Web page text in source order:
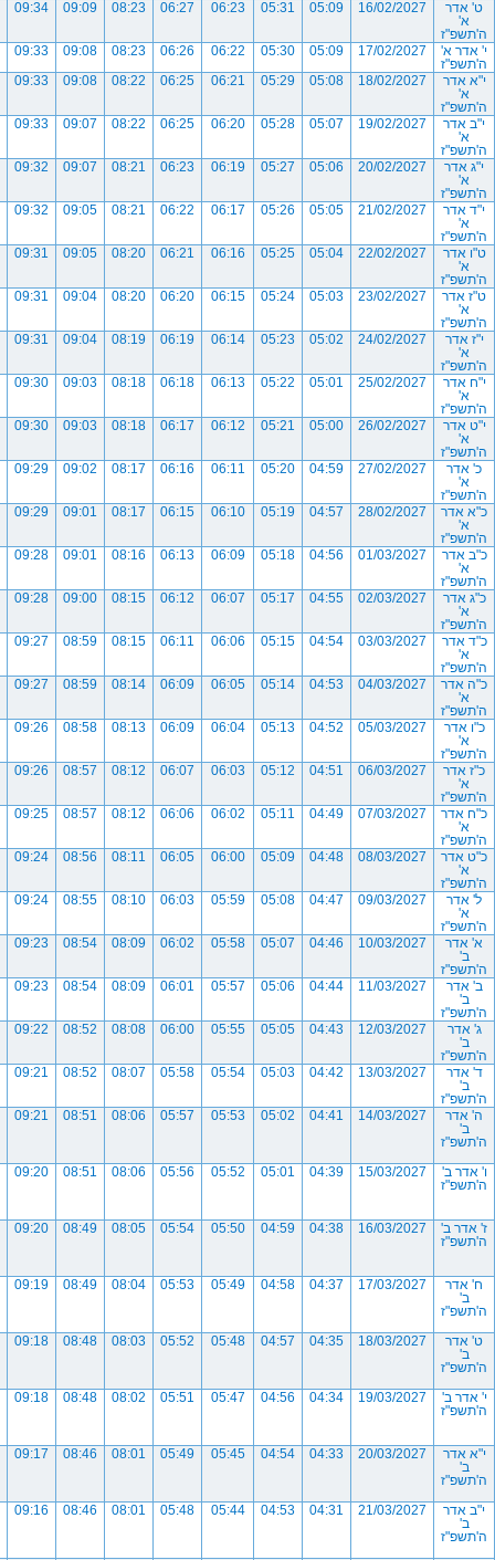
ט' אדר
א'
ה'תשפ"ז
16/02/2027
05:09
05:31
06:23
06:27
08:23
09:09
09:34
י' אדר א'
ה'תשפ"ז
17/02/2027
05:09
05:30
06:22
06:26
08:23
09:08
09:33
י"א אדר
א'
ה'תשפ"ז
18/02/2027
05:08
05:29
06:21
06:25
08:22
09:08
09:33
י"ב אדר
א'
ה'תשפ"ז
19/02/2027
05:07
05:28
06:20
06:25
08:22
09:07
09:33
י"ג אדר
א'
ה'תשפ"ז
20/02/2027
05:06
05:27
06:19
06:23
08:21
09:07
09:32
י"ד אדר
א'
ה'תשפ"ז
21/02/2027
05:05
05:26
06:17
06:22
08:21
09:05
09:32
ט"ו אדר
א'
ה'תשפ"ז
22/02/2027
05:04
05:25
06:16
06:21
08:20
09:05
09:31
ט"ז אדר
א'
ה'תשפ"ז
23/02/2027
05:03
05:24
06:15
06:20
08:20
09:04
09:31
י"ז אדר
א'
ה'תשפ"ז
24/02/2027
05:02
05:23
06:14
06:19
08:19
09:04
09:31
י"ח אדר
א'
ה'תשפ"ז
25/02/2027
05:01
05:22
06:13
06:18
08:18
09:03
09:30
י"ט אדר
א'
ה'תשפ"ז
26/02/2027
05:00
05:21
06:12
06:17
08:18
09:03
09:30
כ' אדר
א'
ה'תשפ"ז
27/02/2027
04:59
05:20
06:11
06:16
08:17
09:02
09:29
כ"א אדר
א'
ה'תשפ"ז
28/02/2027
04:57
05:19
06:10
06:15
08:17
09:01
09:29
כ"ב אדר
א'
ה'תשפ"ז
01/03/2027
04:56
05:18
06:09
06:13
08:16
09:01
09:28
כ"ג אדר
א'
ה'תשפ"ז
02/03/2027
04:55
05:17
06:07
06:12
08:15
09:00
09:28
כ"ד אדר
א'
ה'תשפ"ז
03/03/2027
04:54
05:15
06:06
06:11
08:15
08:59
09:27
כ"ה אדר
א'
ה'תשפ"ז
04/03/2027
04:53
05:14
06:05
06:09
08:14
08:59
09:27
כ"ו אדר
א'
ה'תשפ"ז
05/03/2027
04:52
05:13
06:04
06:09
08:13
08:58
09:26
כ"ז אדר
א'
ה'תשפ"ז
06/03/2027
04:51
05:12
06:03
06:07
08:12
08:57
09:26
כ"ח אדר
א'
ה'תשפ"ז
07/03/2027
04:49
05:11
06:02
06:06
08:12
08:57
09:25
כ"ט אדר
א'
ה'תשפ"ז
08/03/2027
04:48
05:09
06:00
06:05
08:11
08:56
09:24
ל' אדר
א'
ה'תשפ"ז
09/03/2027
04:47
05:08
05:59
06:03
08:10
08:55
09:24
א' אדר
ב'
ה'תשפ"ז
10/03/2027
04:46
05:07
05:58
06:02
08:09
08:54
09:23
ב' אדר
ב'
ה'תשפ"ז
11/03/2027
04:44
05:06
05:57
06:01
08:09
08:54
09:23
ג' אדר
ב'
ה'תשפ"ז
12/03/2027
04:43
05:05
05:55
06:00
08:08
08:52
09:22
ד' אדר
ב'
ה'תשפ"ז
13/03/2027
04:42
05:03
05:54
05:58
08:07
08:52
09:21
ה' אדר
ב'
ה'תשפ"ז
14/03/2027
04:41
05:02
05:53
05:57
08:06
08:51
09:21
ו' אדר ב'
ה'תשפ"ז
15/03/2027
04:39
05:01
05:52
05:56
08:06
08:51
09:20
ז' אדר ב'
ה'תשפ"ז
16/03/2027
04:38
04:59
05:50
05:54
08:05
08:49
09:20
ח' אדר
ב'
ה'תשפ"ז
17/03/2027
04:37
04:58
05:49
05:53
08:04
08:49
09:19
ט' אדר
ב'
ה'תשפ"ז
18/03/2027
04:35
04:57
05:48
05:52
08:03
08:48
09:18
י' אדר ב'
ה'תשפ"ז
19/03/2027
04:34
04:56
05:47
05:51
08:02
08:48
09:18
י"א אדר
ב'
ה'תשפ"ז
20/03/2027
04:33
04:54
05:45
05:49
08:01
08:46
09:17
י"ב אדר
ב'
ה'תשפ"ז
21/03/2027
04:31
04:53
05:44
05:48
08:01
08:46
09:16